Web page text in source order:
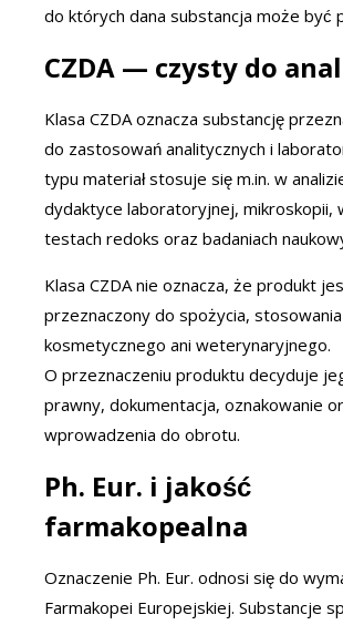
do których dana substancja może być
CZDA — czysty do
Klasa CZDA oznacza substancję
do zastosowań analitycznych i
typu materiał stosuje się m.in. w
dydaktyce laboratoryjnej, mikroskopii,
testach redoks oraz badaniach
Klasa CZDA nie oznacza, że produkt
przeznaczony do spożycia,
kosmetycznego ani weterynaryjnego.
O przeznaczeniu produktu decyduje
prawny, dokumentacja, oznakowanie
wprowadzenia do obrotu.
Ph. Eur. i jakość
farmakopealna
Oznaczenie Ph. Eur. odnosi się do
Farmakopei Europejskiej. Substancje